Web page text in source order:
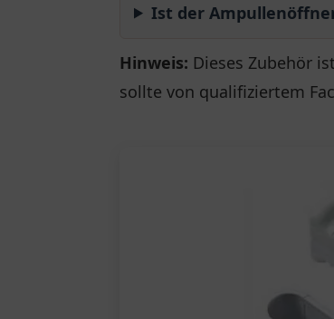
Ist der
Hinweis: Dieses Zubehör
sollte von qualifiziertem